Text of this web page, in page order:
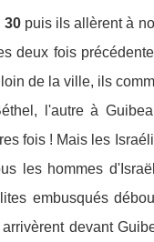
30 puis ils allèrent à
deux fois
de la ville, ils
l'autre à
fois ! Mais les
les hommes
embusqués
devant